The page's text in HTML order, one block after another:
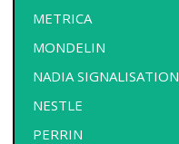
METRICA
MONDELIN
NADIA SIGNALISATION
NESTLE
PERRIN